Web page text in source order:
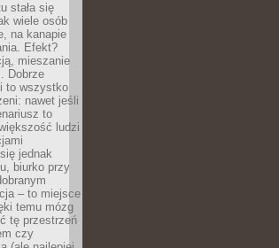
stała się
wiele osób
na kanapie
Efekt?
mieszanie
Dobrze
to wszystko
nawet jeśli
to
ludzi
jednak
biurko przy
– to miejsce
temu mózg
tę przestrzeń
czy